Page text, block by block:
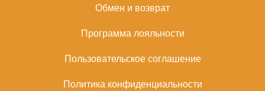
Обмен и возврат
Программа лояльности
Пользовательское соглашение
Политика конфиденциальности